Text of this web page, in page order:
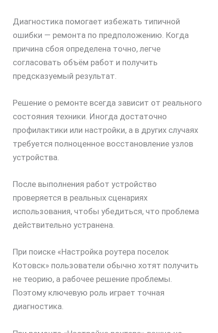
Диагностика помогает избежать типичной
ошибки — ремонта по предположению. Когда
причина сбоя определена точно, легче
согласовать объём работ и получить
предсказуемый результат.
Решение о ремонте всегда зависит от реального
состояния техники. Иногда достаточно
профилактики или настройки, а в других случаях
требуется полноценное восстановление узлов
устройства.
После выполнения работ устройство
проверяется в реальных сценариях
использования, чтобы убедиться, что проблема
действительно устранена.
При поиске «Настройка роутера поселок
Котовск» пользователи обычно хотят получить
не теорию, а рабочее решение проблемы.
Поэтому ключевую роль играет точная
диагностика.